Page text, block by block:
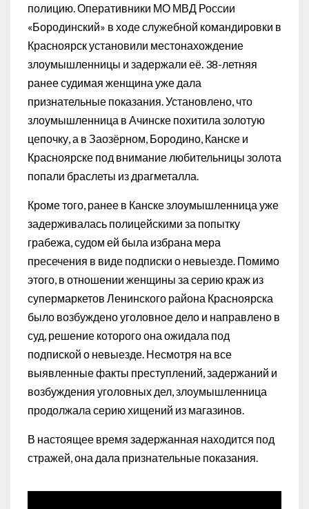
полицию. Оперативники МО МВД России
«Бородинский» в ходе служебной командировки в
Красноярск установили местонахождение
злоумышленницы и задержали её. 38-летняя
ранее судимая женщина уже дала
признательные показания. Установлено, что
злоумышленница в Ачинске похитила золотую
цепочку, а в Заозёрном, Бородино, Канске и
Красноярске под внимание любительницы золота
попали браслеты из драгметалла.
Кроме того, ранее в Канске злоумышленница уже
задерживалась полицейскими за попытку
грабежа, судом ей была избрана мера
пресечения в виде подписки о невыезде. Помимо
этого, в отношении женщины за серию краж из
супермаркетов Ленинского района Красноярска
было возбуждено уголовное дело и направлено в
суд, решение которого она ожидала под
подпиской о невыезде. Несмотря на все
выявленные факты преступлений, задержаний и
возбуждения уголовных дел, злоумышленница
продолжала серию хищений из магазинов.
В настоящее время задержанная находится под
стражей, она дала признательные показания.